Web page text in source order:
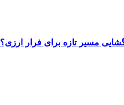
مسیر تازه برای فرار ارزی؟